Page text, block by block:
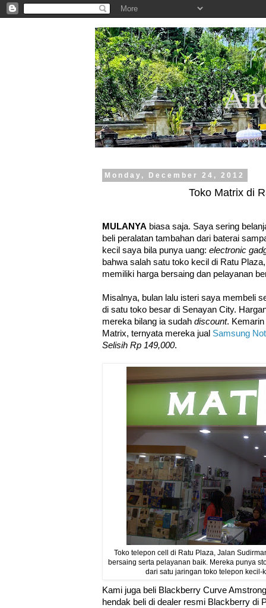
.
Monday, December 24, 2012
Toko Matrix di
MULANYA biasa saja. Saya sering
beli peralatan tambahan dari baterai
kecil saya bila punya uang: electronic
bahwa salah satu toko kecil di Ratu
memiliki harga bersaing dan pelayanan
Misalnya, bulan lalu isteri saya membeli
di satu toko besar di Senayan City.
mereka bilang ia sudah discount.
Matrix, ternyata mereka jual Samsung
Selisih Rp 149,000.
Toko telepon cell di Ratu Plaza, Jalan
bersaing serta pelayanan baik. Mereka punya
dari satu jaringan toko telepon
Kami juga beli Blackberry Curve
hendak beli di dealer resmi Blackberry di